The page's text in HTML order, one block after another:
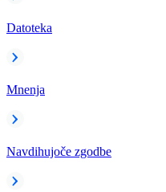
Datoteka
Mnenja
Navdihujoče zgodbe